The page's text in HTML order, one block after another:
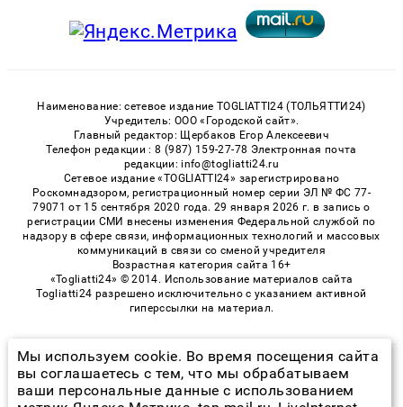
Наименование: сетевое издание TOGLIATTI24 (ТОЛЬЯТТИ24)
Учредитель: ООО «Городской сайт».
Главный редактор: Щербаков Егор Алексеевич
Телефон редакции : 8 (987) 159-27-78 Электронная почта
редакции: info@togliatti24.ru
Сетевое издание «TOGLIATTI24» зарегистрировано
Роскомнадзором, регистрационный номер серии ЭЛ № ФС 77-
79071 от 15 сентября 2020 года. 29 января 2026 г. в запись о
регистрации СМИ внесены изменения Федеральной службой по
надзору в сфере связи, информационных технологий и массовых
коммуникаций в связи со сменой учредителя
Возрастная категория сайта 16+
«Togliatti24» © 2014. Использование материалов сайта
Togliatti24 разрешено исключительно с указанием активной
гиперссылки на материал.
© 2026 «Togliatti24» | Все права защищены
Возрастная категория сайта 16+
Мы используем cookie. Во время посещения сайта
вы соглашаетесь с тем, что мы обрабатываем
ваши персональные данные с использованием